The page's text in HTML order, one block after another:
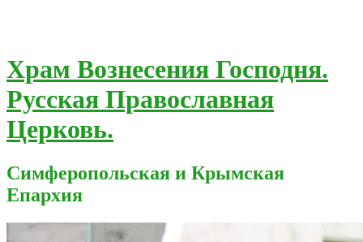
Храм Вознесения Господня.
Русская Православная
Церковь.
Симферопольская и Крымская
Епархия